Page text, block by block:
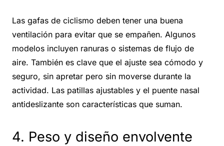
Las gafas de ciclismo deben tener una buena
ventilación para evitar que se empañen. Algunos
modelos incluyen ranuras o sistemas de flujo de
aire. También es clave que el ajuste sea cómodo y
seguro, sin apretar pero sin moverse durante la
actividad. Las patillas ajustables y el puente nasal
antideslizante son características que suman.
4. Peso y diseño envolvente